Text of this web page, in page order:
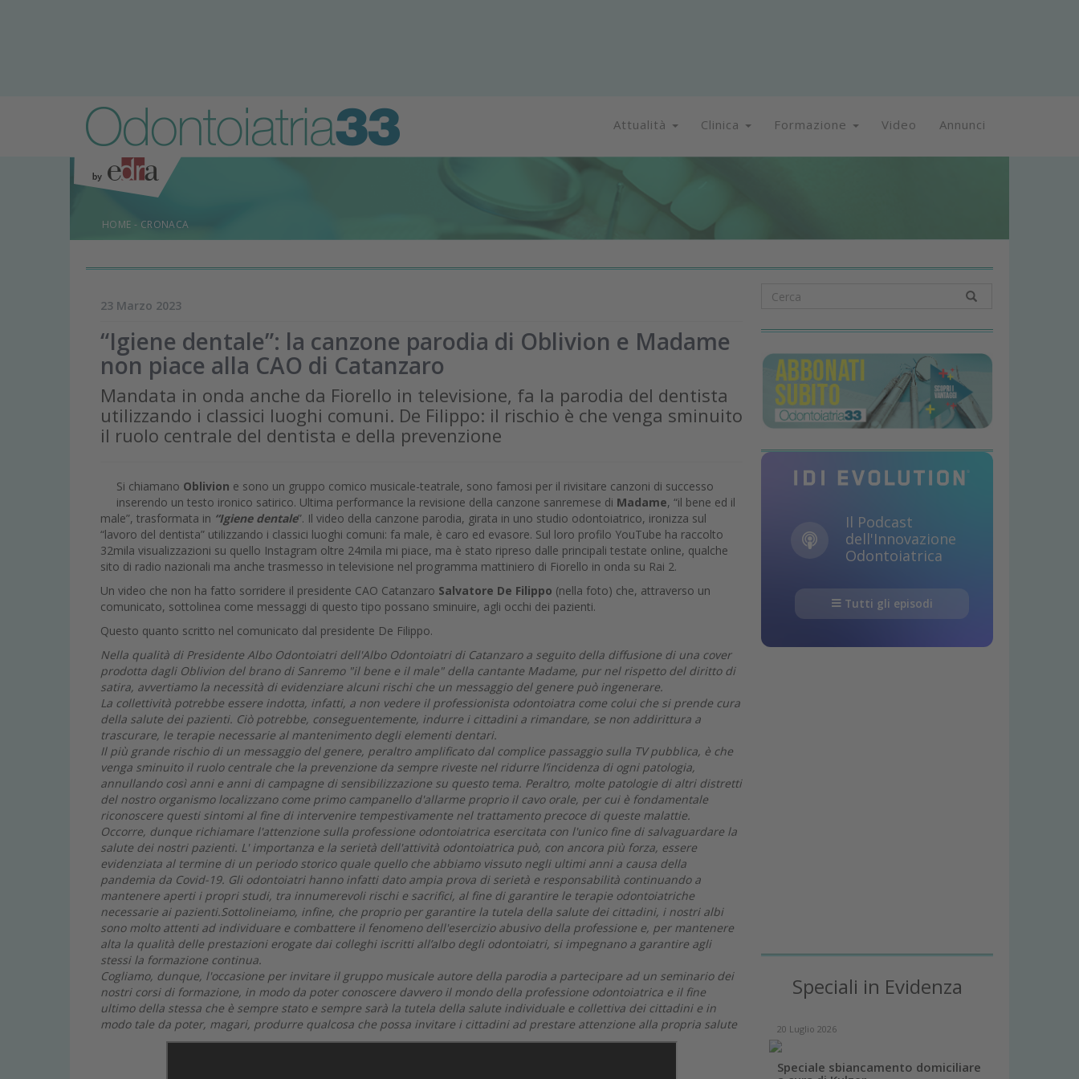
Attualità Clinica Formazione Video Annunci
HOME - CRONACA
23 Marzo 2023
“Igiene dentale”: la canzone parodia di Oblivion e Madame
non piace alla CAO di Catanzaro
Mandata in onda anche da Fiorello in televisione, fa la parodia del dentista
utilizzando i classici luoghi comuni. De Filippo: il rischio è che venga sminuito
il ruolo centrale del dentista e della prevenzione
Si chiamano Oblivion e sono un gruppo comico musicale-teatrale, sono famosi per il rivisitare canzoni di successo
inserendo un testo ironico satirico. Ultima performance la revisione della canzone sanremese di Madame, “il bene ed il
male”, trasformata in “Igiene dentale”. Il video della canzone parodia, girata in uno studio odontoiatrico, ironizza sul
“lavoro del dentista” utilizzando i classici luoghi comuni: fa male, è caro ed evasore. Sul loro profilo YouTube ha raccolto
32mila visualizzazioni su quello Instagram oltre 24mila mi piace, ma è stato ripreso dalle principali testate online, qualche
sito di radio nazionali ma anche trasmesso in televisione nel programma mattiniero di Fiorello in onda su Rai 2.
Un video che non ha fatto sorridere il presidente CAO Catanzaro Salvatore De Filippo (nella foto) che, attraverso un
comunicato, sottolinea come messaggi di questo tipo possano sminuire, agli occhi dei pazienti.
Questo quanto scritto nel comunicato dal presidente De Filippo.
Nella qualità di Presidente Albo Odontoiatri dell'Albo Odontoiatri di Catanzaro a seguito della diffusione di una cover
prodotta dagli Oblivion del brano di Sanremo "il bene e il male" della cantante Madame, pur nel rispetto del diritto di
satira, avvertiamo la necessità di evidenziare alcuni rischi che un messaggio del genere può ingenerare.
La collettività potrebbe essere indotta, infatti, a non vedere il professionista odontoiatra come colui che si prende cura
della salute dei pazienti. Ciò potrebbe, conseguentemente, indurre i cittadini a rimandare, se non addirittura a
trascurare, le terapie necessarie al mantenimento degli elementi dentari.
Il più grande rischio di un messaggio del genere, peraltro amplificato dal complice passaggio sulla TV pubblica, è che
venga sminuito il ruolo centrale che la prevenzione da sempre riveste nel ridurre l’incidenza di ogni patologia,
annullando così anni e anni di campagne di sensibilizzazione su questo tema. Peraltro, molte patologie di altri distretti
del nostro organismo localizzano come primo campanello d'allarme proprio il cavo orale, per cui è fondamentale
riconoscere questi sintomi al fine di intervenire tempestivamente nel trattamento precoce di queste malattie.
Occorre, dunque richiamare l'attenzione sulla professione odontoiatrica esercitata con l'unico fine di salvaguardare la
salute dei nostri pazienti. L' importanza e la serietà dell'attività odontoiatrica può, con ancora più forza, essere
evidenziata al termine di un periodo storico quale quello che abbiamo vissuto negli ultimi anni a causa della
pandemia da Covid-19. Gli odontoiatri hanno infatti dato ampia prova di serietà e responsabilità continuando a
mantenere aperti i propri studi, tra innumerevoli rischi e sacrifici, al fine di garantire le terapie odontoiatriche
necessarie ai pazienti.Sottolineiamo, infine, che proprio per garantire la tutela della salute dei cittadini, i nostri albi
sono molto attenti ad individuare e combattere il fenomeno dell'esercizio abusivo della professione e, per mantenere
alta la qualità delle prestazioni erogate dai colleghi iscritti all’albo degli odontoiatri, si impegnano a garantire agli
stessi la formazione continua.
Cogliamo, dunque, l'occasione per invitare il gruppo musicale autore della parodia a partecipare ad un seminario dei
nostri corsi di formazione, in modo da poter conoscere davvero il mondo della professione odontoiatrica e il fine
ultimo della stessa che è sempre stato e sempre sarà la tutela della salute individuale e collettiva dei cittadini e in
modo tale da poter, magari, produrre qualcosa che possa invitare i cittadini ad prestare attenzione alla propria salute
Il Podcast
dell'Innovazione
Odontoiatrica
Tutti gli episodi
Speciali in Evidenza
20 Luglio 2026
Speciale sbiancamento domiciliare